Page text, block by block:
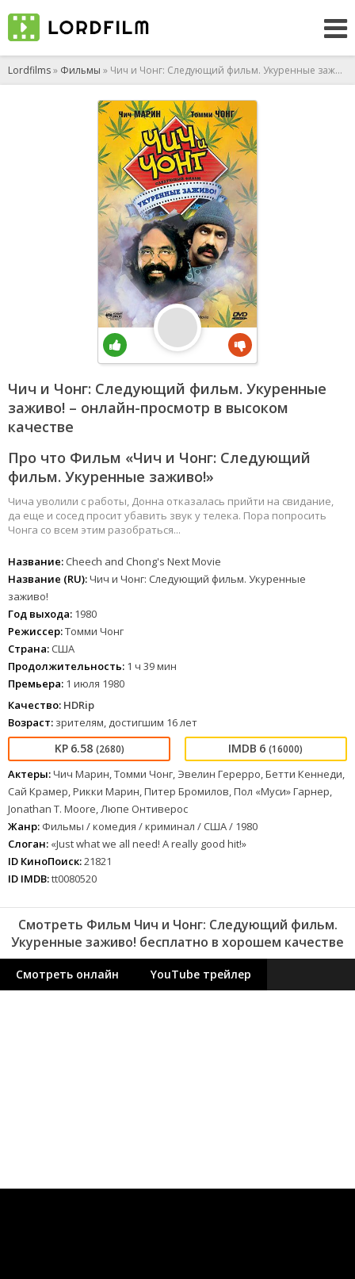
Lordfilms» Фильмы » Чич и Чонг: Следующий фильм. Укуренные заживо!
Чич и Чонг: Следующий фильм. Укуренные
заживо! – онлайн-просмотр в высоком
качестве
Про что Фильм «Чич и Чонг: Следующий
фильм. Укуренные заживо!»
Чича уволили с работы, Донна отказалась прийти на свидание,
да еще и сосед просит убавить звук у телека. Пора попросить
Чонга со всем этим разобраться...
Название: Cheech and Chong's Next Movie
Название (RU):Чич и Чонг: Следующий фильм. Укуренные
заживо!
Год выхода: 1980
Режиссер:Томми Чонг
Страна: США
Продолжительность: 1 ч 39 мин
Премьера: 1 июля 1980
Качество: HDRip
Возраст: зрителям, достигшим 16 лет
6.58 (2680) 6 (16000)
Актеры:Чич Марин, Томми Чонг, Эвелин Герерро, Бетти Кеннеди,
Сай Крамер, Рикки Марин, Питер Бромилов, Пол «Муси» Гарнер,
Jonathan T. Moore, Люпе Онтиверос
Жанр: Фильмы / комедия / криминал / США / 1980
Слоган: «Just what we all need! A really good hit!»
ID КиноПоиск:21821
ID IMDB:tt0080520
Смотреть Фильм Чич и Чонг: Следующий фильм.
Укуренные заживо! бесплатно в хорошем качестве
Смотреть онлайн YouTube трейлер